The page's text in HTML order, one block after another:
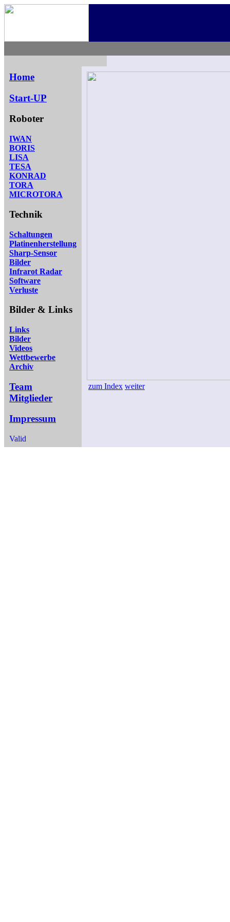
Home
Start-UP
Roboter
IWAN
BORIS
LISA
TESA
KONRAD
TORA
MICROTORA
Technik
Schaltungen
Platinenherstellung
Sharp-Sensor
Bilder
Infrarot Radar
Software
Verluste
Bilder & Links
Links
Bilder
Videos
Wettbewerbe
Archiv
Team
Mitglieder
Impressum
zum Index weiter